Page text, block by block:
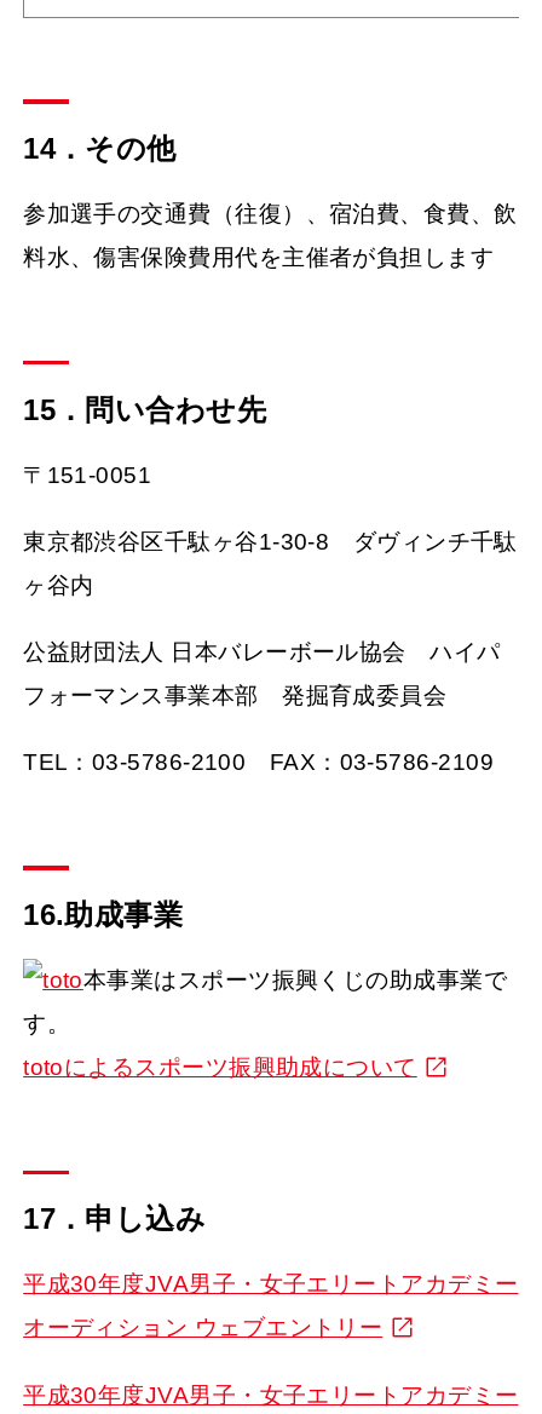
14．その他
参加選手の交通費（往復）、宿泊費、食費、飲
料水、傷害保険費用代を主催者が負担します
15．問い合わせ先
〒151-0051
東京都渋谷区千駄ヶ谷1-30-8 ダヴィンチ千駄
ヶ谷内
公益財団法人 日本バレーボール協会 ハイパ
フォーマンス事業本部 発掘育成委員会
TEL：03-5786-2100 FAX：03-5786-2109
16.助成事業
本事業はスポーツ振興くじの助成事業で
す。
totoによるスポーツ振興助成について
17．申し込み
平成30年度JVA男子・女子エリートアカデミー
オーディション ウェブエントリー
平成30年度JVA男子・女子エリートアカデミー